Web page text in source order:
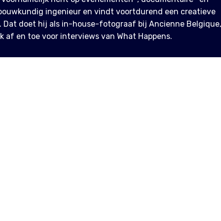
ingenieur en vindt voortdurend een creatieve
Dat doet hij als in-house-fotograaf bij Ancienne Belgique,
af en toe voor interviews van What Happens.